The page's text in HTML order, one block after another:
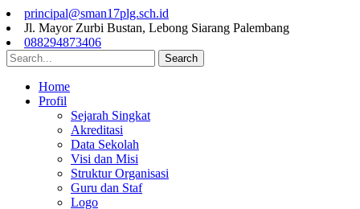
principal@sman17plg.sch.id
Jl. Mayor Zurbi Bustan, Lebong Siarang Palembang
088294873406
Search
Home
Profil
Sejarah Singkat
Akreditasi
Data Sekolah
Visi dan Misi
Struktur Organisasi
Guru dan Staf
Logo